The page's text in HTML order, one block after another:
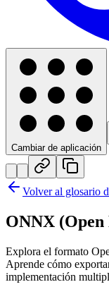
Cambiar de aplicación
Volver al glosario
ONNX
Explora el formato
Aprende cómo
implementación